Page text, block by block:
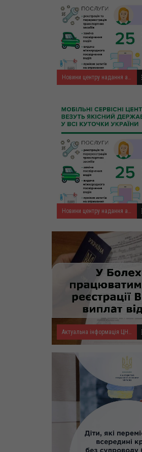
Новини центру надання адміністративних послуг